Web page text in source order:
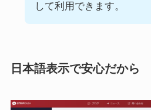
して利用できます。
日本語表示で安心だから